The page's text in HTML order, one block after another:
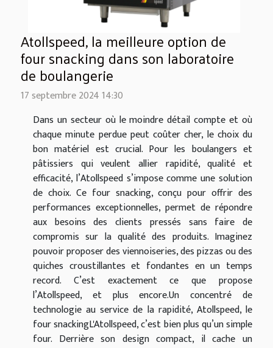
Atollspeed, la meilleure option de
four snacking dans son laboratoire
de boulangerie
17 septembre 2024 14:30
Dans un secteur où le moindre détail compte et où
chaque minute perdue peut coûter cher, le choix du
bon matériel est crucial. Pour les boulangers et
pâtissiers qui veulent allier rapidité, qualité et
efficacité, l’Atollspeed s’impose comme une solution
de choix. Ce four snacking, conçu pour offrir des
performances exceptionnelles, permet de répondre
aux besoins des clients pressés sans faire de
compromis sur la qualité des produits. Imaginez
pouvoir proposer des viennoiseries, des pizzas ou des
quiches croustillantes et fondantes en un temps
record. C’est exactement ce que propose
l’Atollspeed, et plus encore.Un concentré de
technologie au service de la rapidité, Atollspeed, le
four snackingL'Atollspeed, c’est bien plus qu’un simple
four. Derrière son design compact, il cache un